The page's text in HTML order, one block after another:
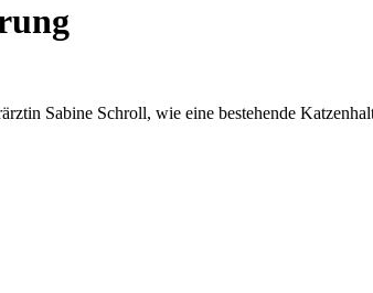
Sabine Schroll, wie eine bestehende